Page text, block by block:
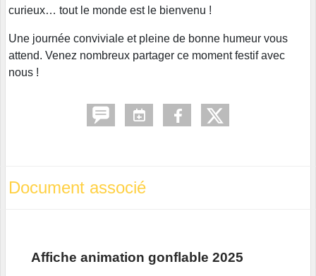
curieux… tout le monde est le bienvenu !
Une journée conviviale et pleine de bonne humeur vous
attend. Venez nombreux partager ce moment festif avec
nous !
Document associé
Affiche animation gonflable 2025